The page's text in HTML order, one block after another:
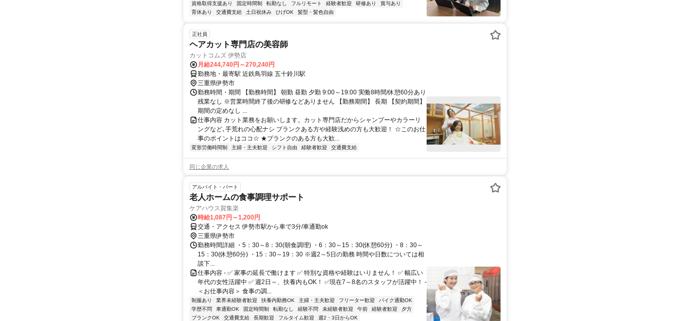
資格取得支援あり 固定時間制 転勤なし フルリモート 経験者歓迎 研修あり
賞与あり
育休あり
交通費支給 土日祝休み ひげOK 髪型・髪色自由
正社員
ヘアカット専門店の美容師
カットコムズ 伊勢店
月給244,740円～270,240円
勤務地・最寄駅 近鉄鳥羽線 五十鈴川駅
三重県伊勢市
勤務時間・期間 【勤務時間】 朝勤 昼勤 夕勤 9:00～19:00 実働8時間/休憩60分あり
残業なし ※営業時間終了後の研修などありません 【勤務期間】 長期 【契約期間】
期間の定めなし ...
仕事内容 カット業務をお願いします。カット専門店だからシャンプーやカラーリ
ングなど､手荒れの心配ナシ ブランクある方や経験浅めの方も大歓迎！ ☆このお仕
事のポイントはココ☆ ★ブランクのある方も大歓...
変形労働時間制 主婦・主夫歓迎 シフト自由 経験者歓迎 交通費支給
同じ企業の求人
アルバイト・パート
老人ホームの食事調理サポート
ケアハウス賀集楽
時給1,087円～1,200円
交通・アクセス 伊勢市駅から車で3分/車通勤ok
三重県伊勢市
勤務時間詳細 ・5：30～8：30(朝食調理) ・6：30～15：30(休憩60分) ・8：30～
15：30(休憩60分) ・15：30～19：30 ※週2～5日の勤務 時間や日数については相
談下...
仕事内容 - ✅ 家事の延長で働けます ✅ 特別な資格や経験はいりません！ ✅ 幅広い
年代の女性活躍中 ✅ 週2日～、扶養内もOK！ ✅現在7～8名のスタッフが活躍中！ -
＜お仕事内容＞ 食事の調...
制服あり 業界未経験者歓迎 扶養内勤務OK 主婦・主夫歓迎 フリーター歓迎
バイク通勤OK
学歴不問
車通勤OK 固定時間制 転勤なし 経験不問 未経験者歓迎 午前 経験者歓迎
夕方
ブランクOK
交通費支給 長期歓迎 フルタイム歓迎 週2・3日からOK